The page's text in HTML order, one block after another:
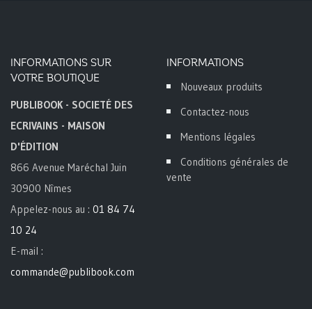
INFORMATIONS SUR
VOTRE BOUTIQUE
PUBLIBOOK - SOCIETÉ DES
ECRIVAINS - MAISON
D'ÉDITION
866 Avenue Maréchal Juin
30900 Nîmes
Appelez-nous au : 01 84 74
10 24
E-mail :
commande@publibook.com
INFORMATIONS
Nouveaux produits
Contactez-nous
Mentions légales
Conditions générales de
vente